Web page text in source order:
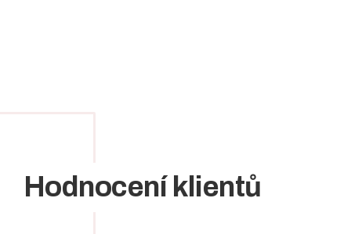
Hodnocení klientů